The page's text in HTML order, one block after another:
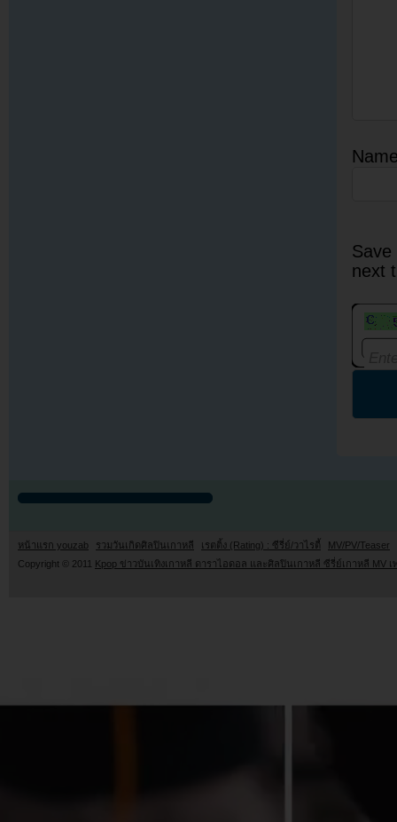
next
หน้าแรก youzab รวมวันเกิดศิลปินเกาหลี เรตติ้ง (Rating) : ซีรี่ย์/วาไรตี้
MV/PV/Teaser
Copyright © 2011 Kpop ข่าวบันเทิงเกาหลี ดาราไอดอล และศิลปินเกาหลี ซีรี่ย์เกาหลี MV